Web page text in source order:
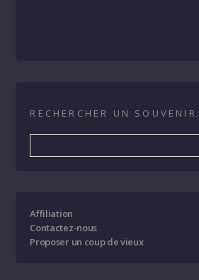
RECHERCHER UN SOUVENIR:
Affiliation
Contactez-nous
Proposer un coup de vieux